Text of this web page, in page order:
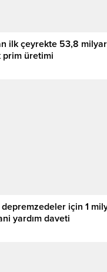
ilk çeyrekte 53,8 milyar
prim üretimi
depremzedeler için 1
yardım daveti